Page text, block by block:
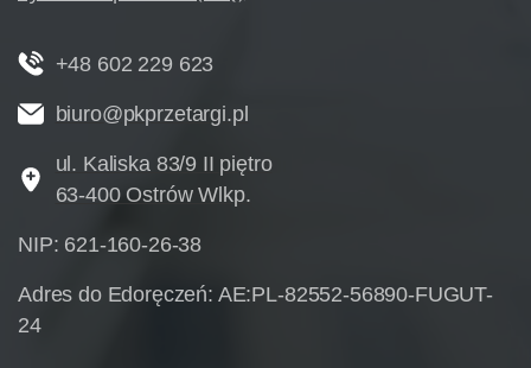
+48 602 229 623
biuro@pkprzetargi.pl
ul. Kaliska 83/9 II piętro
63-400 Ostrów Wlkp.
NIP: 621-160-26-38
Adres do Edoręczeń: AE:PL-82552-56890-FUGUT-
24